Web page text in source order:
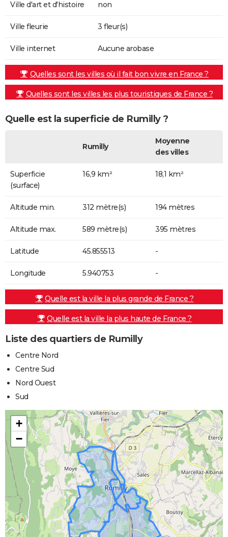
Ville d'art et d'histoire non
Ville fleurie 3 fleur(s)
Ville internet Aucune arobase
Quelles sont les villes où il fait bon vivre en France ?
Quelles sont les villes les plus touristiques de France ?
Quelle est la superficie de Rumilly ?
Rumilly
Moyenne
des villes
Superficie
(surface)
16,9 km² 18,1 km²
Altitude min. 312 mètre(s) 194 mètres
Altitude max. 589 mètre(s) 395 mètres
Latitude 45.855513 -
Longitude 5.940753 -
Quelle est la ville la plus grande de France ?
Quelle est la ville la plus haute de France ?
Liste des quartiers de Rumilly
Centre Nord
Centre Sud
Nord Ouest
Sud
+
−